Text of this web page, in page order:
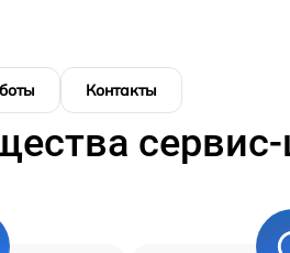
Контакты
сервис-